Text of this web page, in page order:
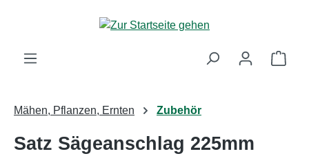
Zum Hauptinhalt springen
Mähen, Pflanzen, Ernten Zubehör
Satz Sägeanschlag 225mm